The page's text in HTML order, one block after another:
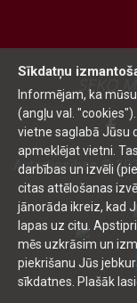
SEKO
Autortiesības ©
Sīkdatņu
Informējam, ka
(angļu val.
vietne saglabā Jūsu
apmeklējat vietni.
darbības un izvēli
citas attēlošanas
jānorāda ikreiz, kad
lapas uz citu.
mēs uzkrāsim un
piekrišanu Jūs
sīkdatnes. Plašāk